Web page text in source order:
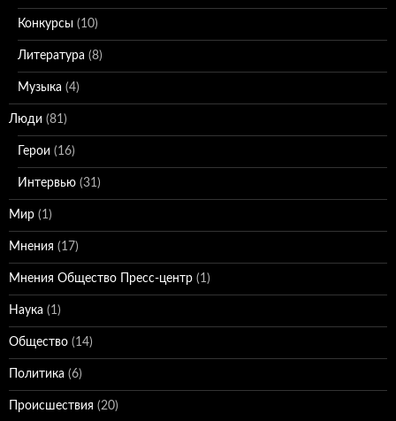
Конкурсы (10)
Литература (8)
Музыка (4)
Люди (81)
Герои (16)
Интервью (31)
Мир (1)
Мнения (17)
Мнения Общество Пресс-центр (1)
Наука (1)
Общество (14)
Политика (6)
Происшествия (20)